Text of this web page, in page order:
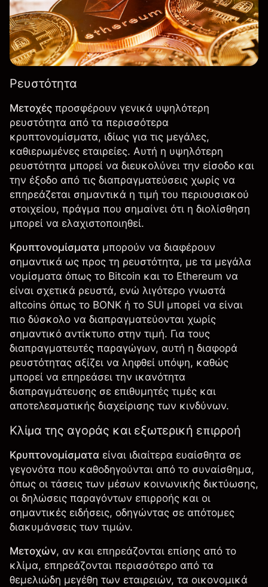
Ρευστότητα
Μετοχές προσφέρουν γενικά υψηλότερη
ρευστότητα από τα περισσότερα
κρυπτονομίσματα, ιδίως για τις μεγάλες,
καθιερωμένες εταιρείες. Αυτή η υψηλότερη
ρευστότητα μπορεί να διευκολύνει την είσοδο και
την έξοδο από τις διαπραγματεύσεις χωρίς να
επηρεάζεται σημαντικά η τιμή του περιουσιακού
στοιχείου, πράγμα που σημαίνει ότι η διολίσθηση
μπορεί να ελαχιστοποιηθεί.
Κρυπτονομίσματα μπορούν να διαφέρουν
σημαντικά ως προς τη ρευστότητα, με τα μεγάλα
νομίσματα όπως το Bitcoin και το Ethereum να
είναι σχετικά ρευστά, ενώ λιγότερο γνωστά
altcoins όπως το BONK ή το SUI μπορεί να είναι
πιο δύσκολο να διαπραγματεύονται χωρίς
σημαντικό αντίκτυπο στην τιμή. Για τους
διαπραγματευτές παραγώγων, αυτή η διαφορά
ρευστότητας αξίζει να ληφθεί υπόψη, καθώς
μπορεί να επηρεάσει την ικανότητα
διαπραγμάτευσης σε επιθυμητές τιμές και
αποτελεσματικής διαχείρισης των κινδύνων.
Κλίμα της αγοράς και εξωτερική επιρροή
Κρυπτονομίσματα είναι ιδιαίτερα ευαίσθητα σε
γεγονότα που καθοδηγούνται από το συναίσθημα,
όπως οι τάσεις των μέσων κοινωνικής δικτύωσης,
οι δηλώσεις παραγόντων επιρροής και οι
σημαντικές ειδήσεις, οδηγώντας σε απότομες
διακυμάνσεις των τιμών.
Μετοχών, αν και επηρεάζονται επίσης από το
κλίμα, επηρεάζονται περισσότερο από τα
θεμελιώδη μεγέθη των εταιρειών, τα οικονομικά